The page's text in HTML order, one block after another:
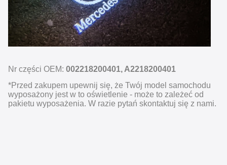
Nr części OEM: 002218200401, A2218200401
*Przed zakupem upewnij się, że Twój model samochodu
wyposażony jest w to oświetlenie - może to zależeć od
pakietu wyposażenia. W razie pytań skontaktuj się z nami.